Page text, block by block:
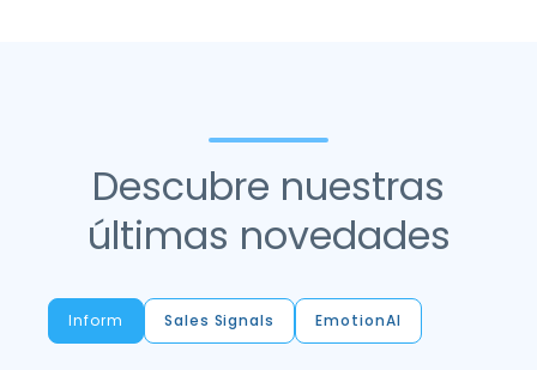
Descubre nuestras
últimas novedades
Inform Sales Signals EmotionAI